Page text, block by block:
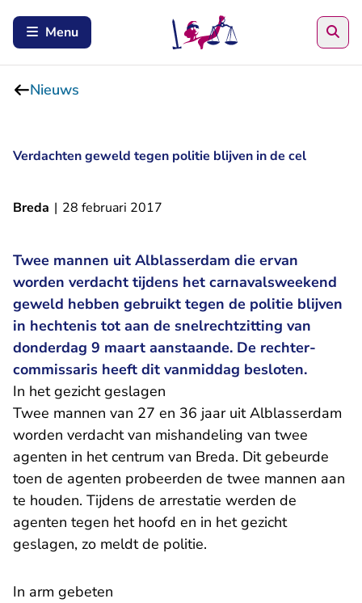
Menu
Nieuws
Verdachten geweld tegen politie blijven in de cel
Breda | 28 februari 2017
Twee mannen uit Alblasserdam die ervan
worden verdacht tijdens het carnavalsweekend
geweld hebben gebruikt tegen de politie blijven
in hechtenis tot aan de snelrechtzitting van
donderdag 9 maart aanstaande. De rechter-
commissaris heeft dit vanmiddag besloten.
In het gezicht geslagen
Twee mannen van 27 en 36 jaar uit Alblasserdam
worden verdacht van mishandeling van twee
agenten in het centrum van Breda. Dit gebeurde
toen de agenten probeerden de twee mannen aan
te houden. Tijdens de arrestatie werden de
agenten tegen het hoofd en in het gezicht
geslagen, zo meldt de politie.
In arm gebeten